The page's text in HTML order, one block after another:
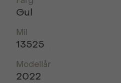
Gul
Mil
13525
Modellår
2022